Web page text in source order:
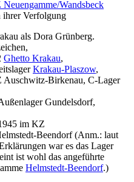
ihrer Verfolgung
als Dora Grünberg.
Ghetto Krakau,
Krakau-Plaszow,
Auschwitz-Birkenau, C-Lager
Gundelsdorf,
im KZ
Beendorf(Anm.: laut
war es das Lager
ist wohl das angeführte
Helmstedt-Beendorf.)